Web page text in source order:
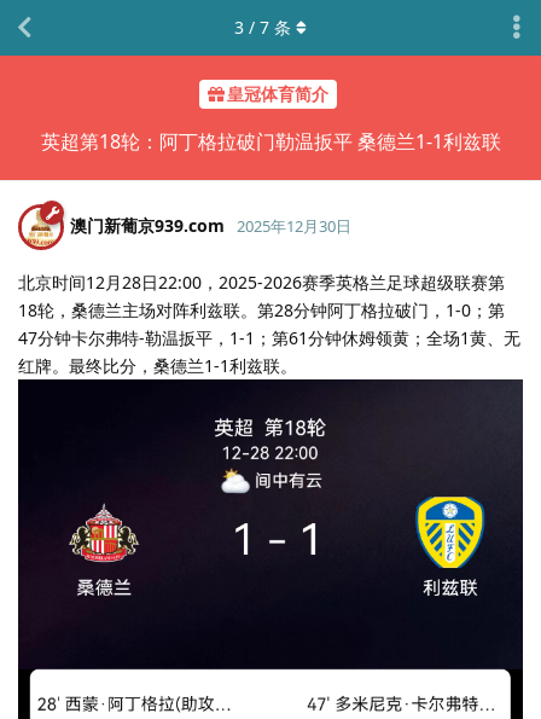
皇冠体育简介
英超第18轮：阿丁格拉破门勒温扳平 桑德兰1-1利兹联
3 / 7 条
澳门新葡京939.​com 2025年12月30日
北京时间12月28日22:00，2025-2026赛季英格兰足球超级联赛第
18轮，桑德兰主场对阵利兹联。第28分钟阿丁格拉破门，1-0；第
47分钟卡尔弗特-勒温扳平，1-1；第61分钟休姆领黄；全场1黄、无
红牌。最终比分，桑德兰1-1利兹联。